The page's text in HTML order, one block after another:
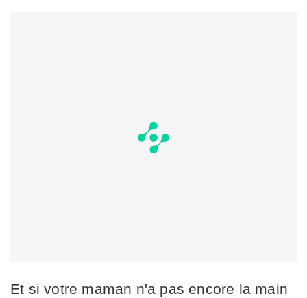
Et si votre maman n'a pas encore la main